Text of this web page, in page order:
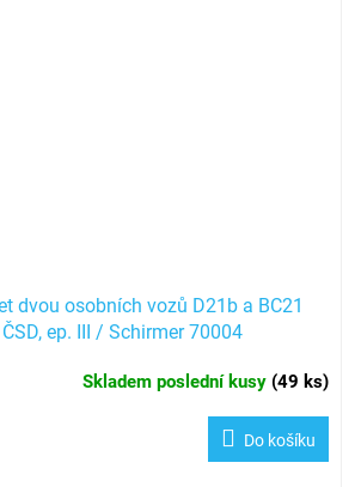
dvou osobních vozů D21b a BC21
ep. III / Schirmer 70004
Skladem poslední kusy (49 ks)
Do košíku